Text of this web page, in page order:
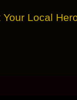
Local